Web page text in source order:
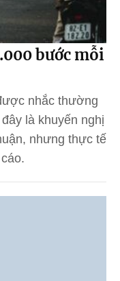
bước mỗi
nhắc thường
là khuyến nghị
nhưng thực tế